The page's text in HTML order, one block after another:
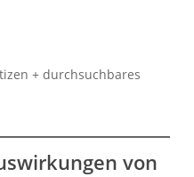
+ durchsuchbares
von